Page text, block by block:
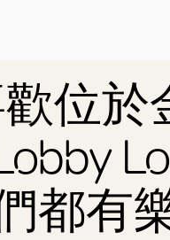
位於
都有